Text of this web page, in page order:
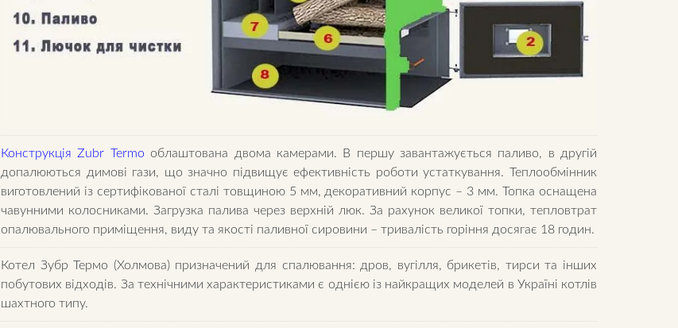
Конструкція Zubr Termo облаштована двома камерами. В першу завантажується паливо, в другій
допалюються димові гази, що значно підвищує ефективність роботи устаткування. Теплообмінник
виготовлений із сертифікованої сталі товщиною 5 мм, декоративний корпус – 3 мм. Топка оснащена
чавунними колосниками. Загрузка палива через верхній люк. За рахунок великої топки, тепловтрат
опалювального приміщення, виду та якості паливної сировини – тривалість горіння досягає 18 годин.
Котел Зубр Термо (Холмова) призначений для спалювання: дров, вугілля, брикетів, тирси та інших
побутових відходів. За технічними характеристиками є однією із найкращих моделей в Україні котлів
шахтного типу.